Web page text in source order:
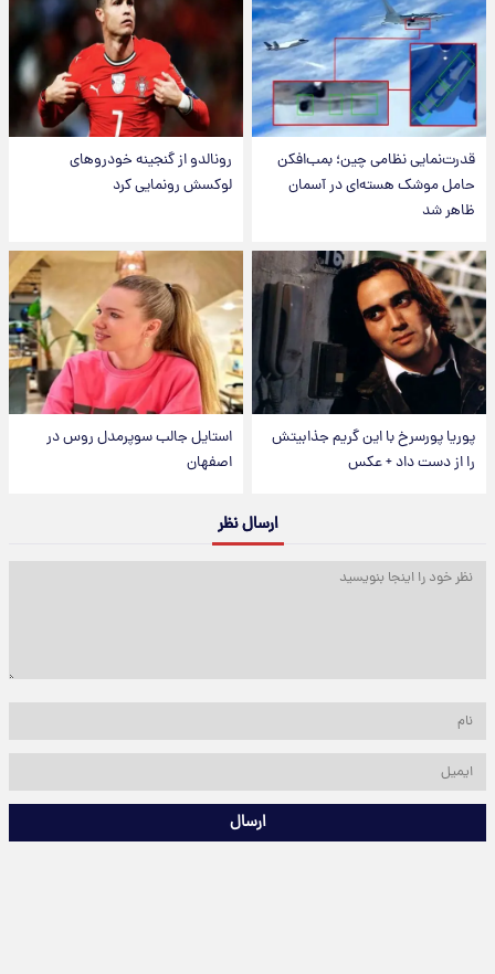
قدرت‌نمایی نظامی چین؛ بمب‌افکن
حامل موشک هسته‌ای در آسمان
ظاهر شد
رونالدو از گنجینه خودروهای
لوکسش رونمایی کرد
پوریا پورسرخ با این گریم جذابیتش
را از دست داد + عکس
استایل جالب سوپرمدل روس در
اصفهان
ارسال نظر
ارسال